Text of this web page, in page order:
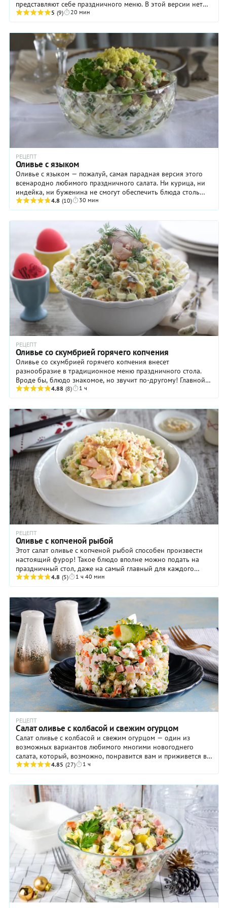
представляют себе праздничного меню. В этой версии нет
ничего особенно экстремального, поэтому вы смело ...
5 (9) 20 мин
РЕЦЕПТ
Оливье с языком
Оливье с языком — пожалуй, самая парадная версия этого
всенародно любимого праздничного салата. Ни курица, ни
индейка, ни буженина не смогут обеспечить блюда столь
нежного изысканного вкуса! Конечно, ...
4.8 (10) 30 мин
РЕЦЕПТ
Оливье со скумбрией горячего копчения
Оливье со скумбрией горячего копчения внесет
разнообразие в традиционное меню праздничного стола.
Вроде бы, блюдо знакомое, но звучит по-другому! Главной
«изюминкой» такого оливье является копченая ...
4.88 (8) 1 ч
РЕЦЕПТ
Оливье с копченой рыбой
Этот салат оливье с копченой рыбой способен произвести
настоящий фурор! Такое блюдо вполне можно подать на
праздничный стол, даже на самый главный для каждого
россиянина, то есть новогодний. Дело в ...
4.8 (5) 1 ч 40 мин
РЕЦЕПТ
Салат оливье с колбасой и свежим огурцом
Салат оливье с колбасой и свежим огурцом — один из
возможных вариантов любимого многими новогоднего
салата, который, возможно, понравится вам и приживется в
праздничном меню. В чем его отличие от ...
4.85 (27) 1 ч